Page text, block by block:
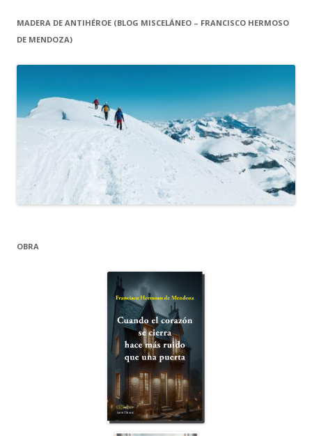
MADERA DE ANTIHÉROE (BLOG MISCELÁNEO – FRANCISCO HERMOSO
DE MENDOZA)
OBRA